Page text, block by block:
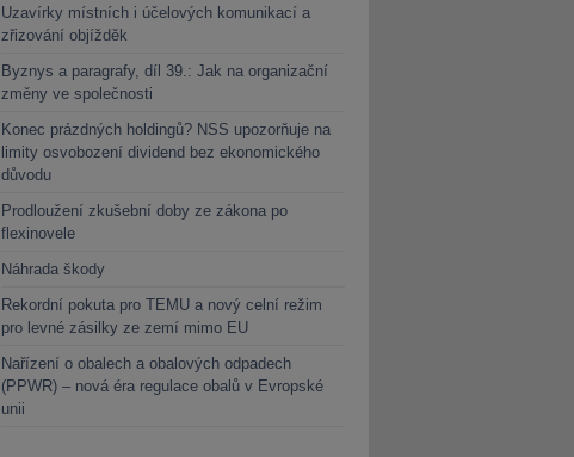
Uzavírky místních i účelových komunikací a
zřizování objížděk
Byznys a paragrafy, díl 39.: Jak na organizační
změny ve společnosti
Konec prázdných holdingů? NSS upozorňuje na
limity osvobození dividend bez ekonomického
důvodu
Prodloužení zkušební doby ze zákona po
flexinovele
Náhrada škody
Rekordní pokuta pro TEMU a nový celní režim
pro levné zásilky ze zemí mimo EU
Nařízení o obalech a obalových odpadech
(PPWR) – nová éra regulace obalů v Evropské
unii